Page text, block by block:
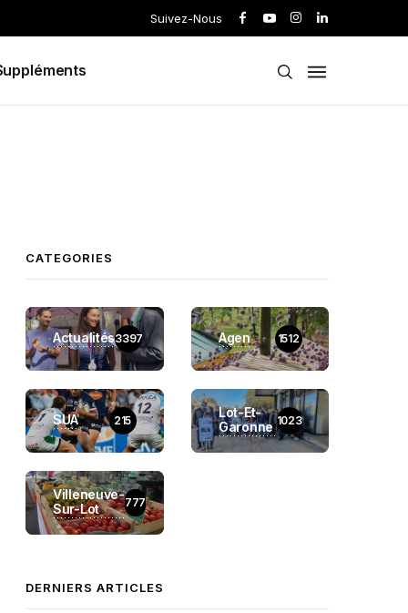
Suivez-Nous
CATEGORIES
Actualités3397 Agen 1512
SUA 215
Lot-Et-
Garonne 1023
Villeneuve-
Sur-Lot
777
DERNIERS ARTICLES